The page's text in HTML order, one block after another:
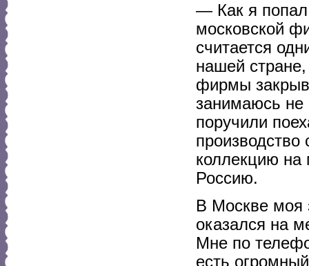
— Как я попал
московской
считается
нашей
фирмы
занимаюсь не
поручили
производство
коллекцию на
Россию.
В Москве моя
оказался на
Мне по
есть